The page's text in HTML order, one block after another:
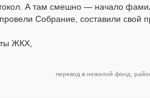
А там смешно — начало
Собрание, составили свой
ЖКХ,
перевод в нежилой фонд